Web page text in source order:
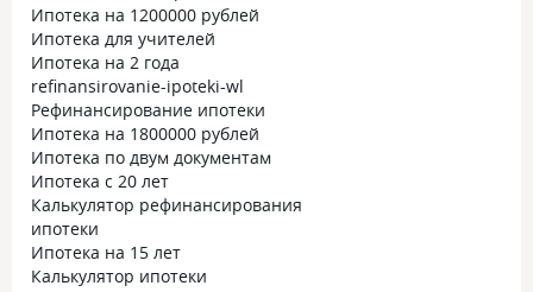
Ипотека на 1200000 рублей
Ипотека для учителей
Ипотека на 2 года
refinansirovanie-ipoteki-wl
Рефинансирование ипотеки
Ипотека на 1800000 рублей
Ипотека по двум документам
Ипотека с 20 лет
Калькулятор рефинансирования
ипотеки
Ипотека на 15 лет
Калькулятор ипотеки